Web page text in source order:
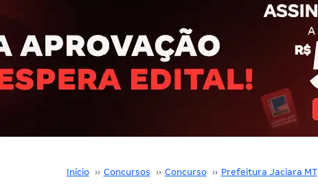
Início ›› Concursos ›› Concurso ›› Prefeitura Jaciara MT